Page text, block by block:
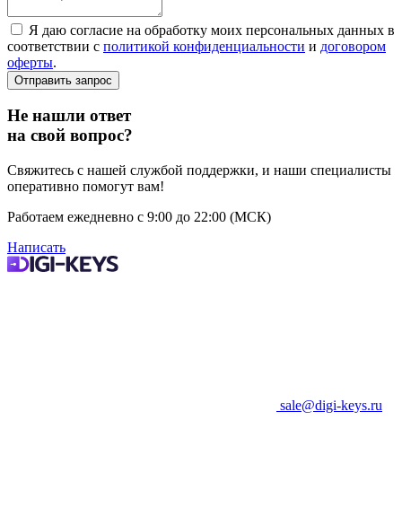
Я даю согласие на обработку моих персональных данных в
соответствии с политикой конфиденциальности и договором
оферты.
Не нашли ответ
на свой вопрос?
Свяжитесь с нашей службой поддержки, и наши специалисты
оперативно помогут вам!
Работаем ежедневно с 9:00 до 22:00 (МСК)
Написать
sale@digi-keys.ru